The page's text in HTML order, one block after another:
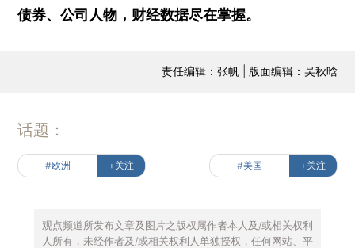
债券、公司人物，财经数据尽在掌握。
责任编辑：张帆 | 版面编辑：吴秋晗
话题：
#欧洲 +关注 #美国 +关注
观点频道所发布文章及图片之版权属作者本人及/或相关权利
人所有，未经作者及/或相关权利人单独授权，任何网站、平